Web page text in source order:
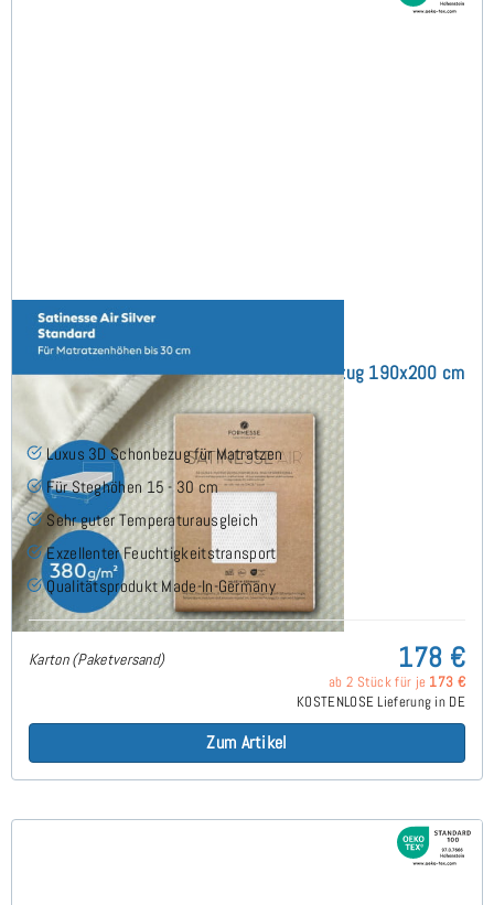
Satinesse Air Silver (bis 30cm) Schonbezug 190x200 cm
(10)
Luxus 3D Schonbezug für Matratzen
Für Steghöhen 15 - 30 cm
Sehr guter Temperaturausgleich
Exzellenter Feuchtigkeitstransport
Qualitätsprodukt Made-In-Germany
Karton (Paketversand) 178 €
ab 2 Stück für je 173 €
KOSTENLOSE Lieferung in DE
Zum Artikel